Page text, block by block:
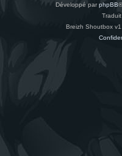
Développé parphpBB
Breizh Shoutbox